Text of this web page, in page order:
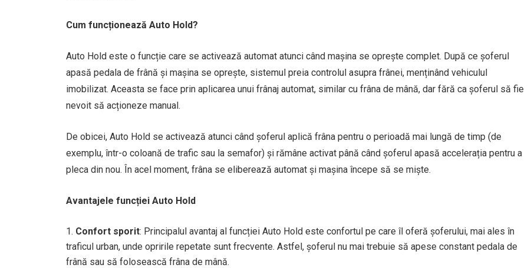
Cum funcționează Auto Hold?
Auto Hold este o funcție care se activează automat atunci când mașina se oprește complet. După ce șoferul
apasă pedala de frână și mașina se oprește, sistemul preia controlul asupra frânei, menținând vehiculul
imobilizat. Aceasta se face prin aplicarea unui frânaj automat, similar cu frâna de mână, dar fără ca șoferul să fie
nevoit să acționeze manual.
De obicei, Auto Hold se activează atunci când șoferul aplică frâna pentru o perioadă mai lungă de timp (de
exemplu, într-o coloană de trafic sau la semafor) și rămâne activat până când șoferul apasă accelerația pentru a
pleca din nou. În acel moment, frâna se eliberează automat și mașina începe să se miște.
Avantajele funcției Auto Hold
Confort sporit: Principalul avantaj al funcției Auto Hold este confortul pe care îl oferă șoferului, mai ales în
traficul urban, unde opririle repetate sunt frecvente. Astfel, șoferul nu mai trebuie să apese constant pedala de
frână sau să folosească frâna de mână.